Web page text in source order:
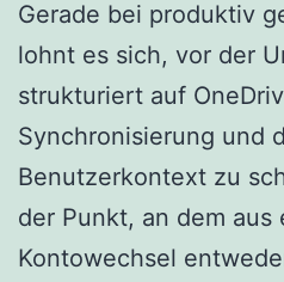
Gerade bei produktiv
lohnt es sich, vor der
strukturiert auf
Synchronisierung und
Benutzerkontext zu
der Punkt, an dem aus
Kontowechsel